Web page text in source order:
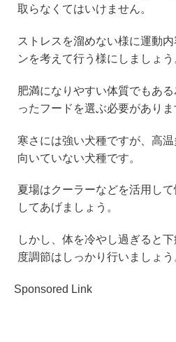
取らなくてはいけません。
ストレスを溜めない様に運動
ンを考えて行う様にしましょう
肥満になりやすい体質でもあ
ったフードを選ぶ必要がありま
寒さには強い犬種ですが、高
向いていない犬種です。
夏場はクーラーなどを活用し
してあげましょう。
しかし、体を冷やし過ぎると
度調節はしっかり行いましょう
Sponsored Link